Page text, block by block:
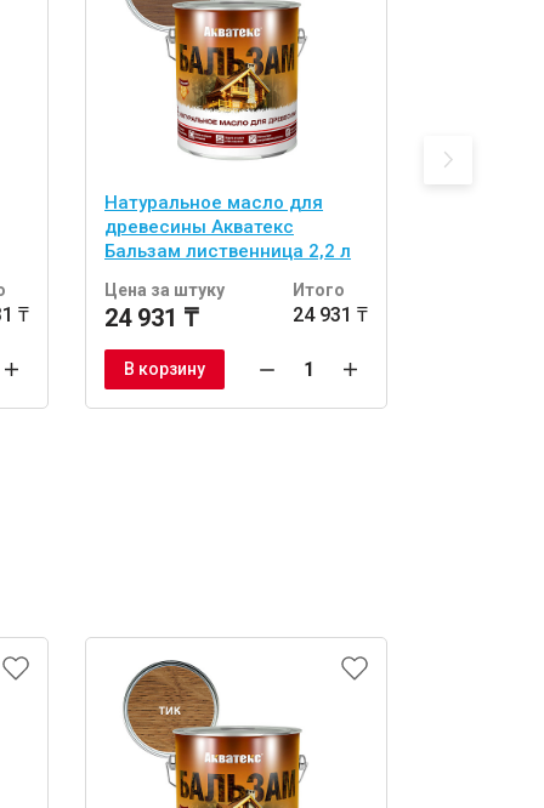
₸
Натуральное масло для
древесины Акватекс
Бальзам лиственница 2,2 л
Цена за штуку
24 931 ₸
Итого
24 931 ₸
В корзину